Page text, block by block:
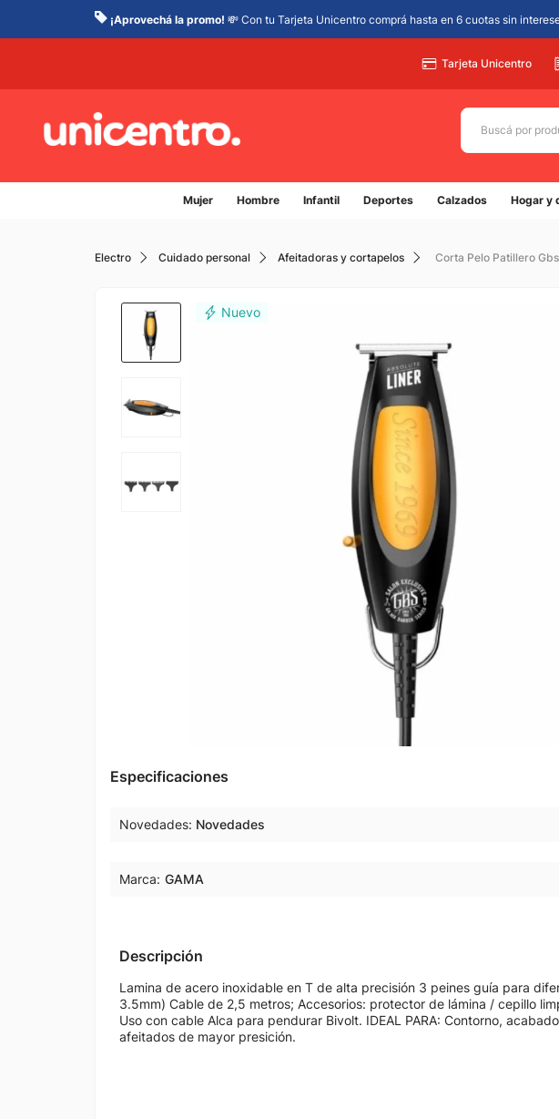
¡Aprovechá la promo! 💸 Con tu Tarjeta Unicentro comprá hasta en 6 cuotas sin
Tarjeta Unicentro
Buscá por
Mujer Hombre Infantil Deportes Calzados Hogar y
Electro Cuidado personal Afeitadoras y cortapelos Corta Pelo Patillero
Especificaciones
Novedades Novedades
Marca: GAMA
Descripción
Lamina de acero inoxidable en T de alta precisión 3 peines guía para
3.5mm) Cable de 2,5 metros; Accesorios: protector de lámina / cepillo
Uso con cable Alca para pendurar Bivolt. IDEAL PARA: Contorno,
afeitados de mayor presición.
Términos más buscados
5. botin